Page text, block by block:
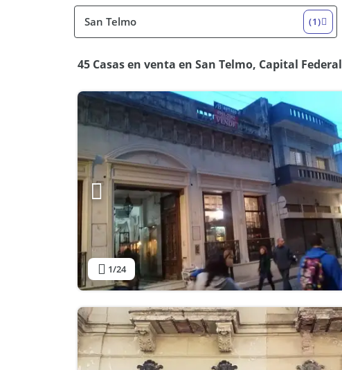
(1)
45 Casas en venta en San Telmo, Capital Federal
1/24